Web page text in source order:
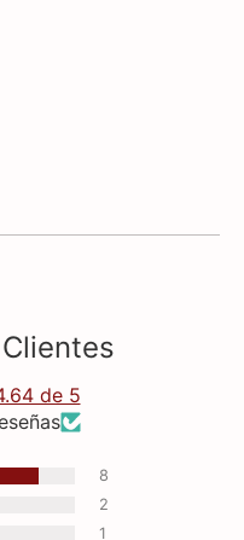
de 5
8
2
1